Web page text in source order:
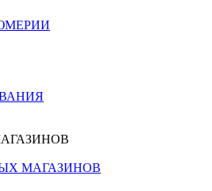
МАГАЗИНОВ